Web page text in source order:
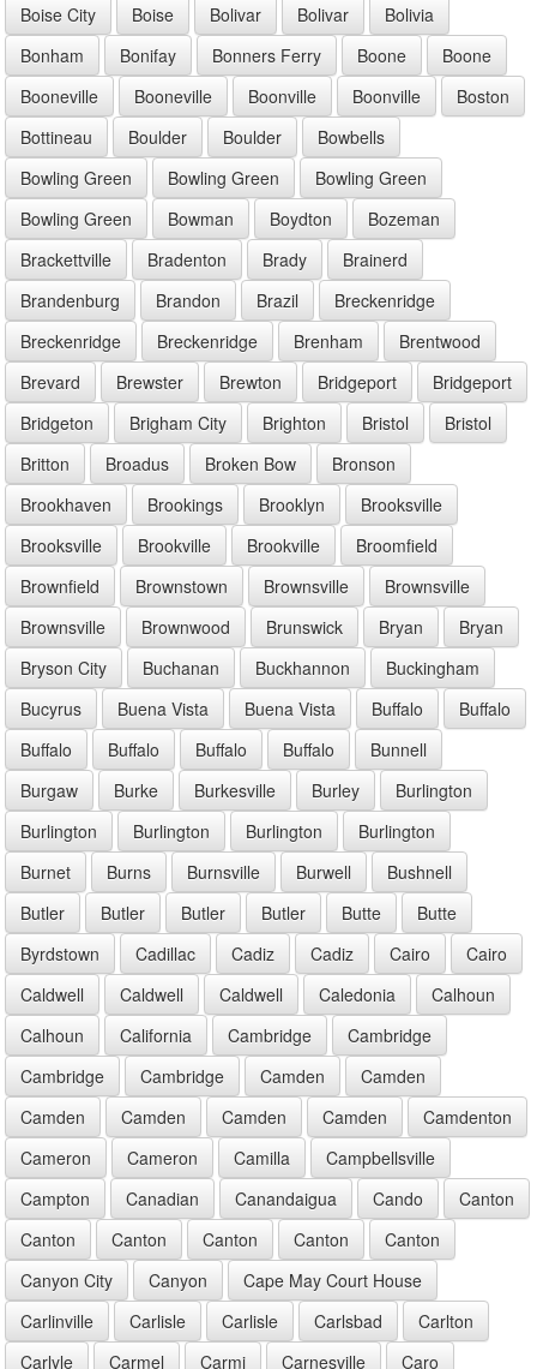
Boise City
Boise Bolivar Bolivar
Bolivia
Bonham
Bonifay Bonners Ferry Boone
Boone
Booneville
Booneville Boonville Boonville
Boston
Bottineau
Boulder Boulder
Bowbells
Bowling Green
Bowling Green
Bowling Green
Bowling Green
Bowman Boydton
Bozeman
Brackettville
Bradenton Brady
Brainerd
Brandenburg
Brandon Brazil
Breckenridge
Breckenridge
Breckenridge Brenham
Brentwood
Brevard
Brewster Brewton Bridgeport
Bridgeport
Bridgeton
Brigham City Brighton Bristol
Bristol
Britton
Broadus Broken Bow
Bronson
Brookhaven
Brookings Brooklyn
Brooksville
Brooksville
Brookville Brookville
Broomfield
Brownfield
Brownstown Brownsville
Brownsville
Brownsville
Brownwood Brunswick Bryan
Bryan
Bryson City
Buchanan Buckhannon
Buckingham
Bucyrus
Buena Vista Buena Vista Buffalo
Buffalo
Buffalo
Buffalo Buffalo Buffalo
Bunnell
Burgaw
Burke Burkesville Burley
Burlington
Burlington
Burlington Burlington
Burlington
Burnet
Burns Burnsville Burwell
Bushnell
Butler
Butler Butler Butler Butte
Butte
Byrdstown
Cadillac Cadiz Cadiz Cairo
Cairo
Caldwell
Caldwell Caldwell Caledonia
Calhoun
Calhoun
California Cambridge
Cambridge
Cambridge
Cambridge Camden
Camden
Camden
Camden Camden Camden
Camdenton
Cameron
Cameron Camilla
Campbellsville
Campton
Canadian Canandaigua Cando
Canton
Canton
Canton Canton Canton
Canton
Canyon City
Canyon
Cape May Court House
Carlinville
Carlisle Carlisle Carlsbad
Carlton
Carlyle
Carmel Carmi Carnesville Caro